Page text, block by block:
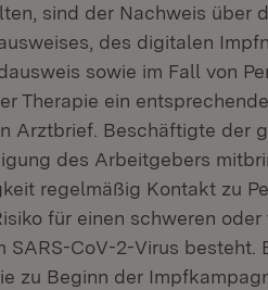
sind der Nachweis über
des digitalen
sowie im Fall von
Therapie ein
Arztbrief. Beschäftigte der
des Arbeitgebers
regelmäßig Kontakt zu
für einen schweren
CoV-2-Virus besteht.
zu Beginn der